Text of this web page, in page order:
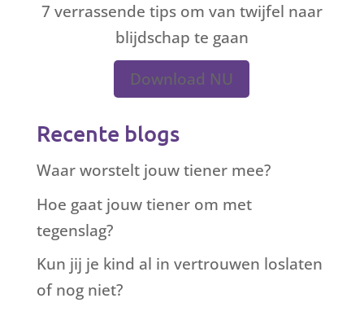
7 verrassende tips om van twijfel naar
blijdschap te gaan
Download NU
Recente blogs
Waar worstelt jouw tiener mee?
Hoe gaat jouw tiener om met
tegenslag?
Kun jij je kind al in vertrouwen loslaten
of nog niet?